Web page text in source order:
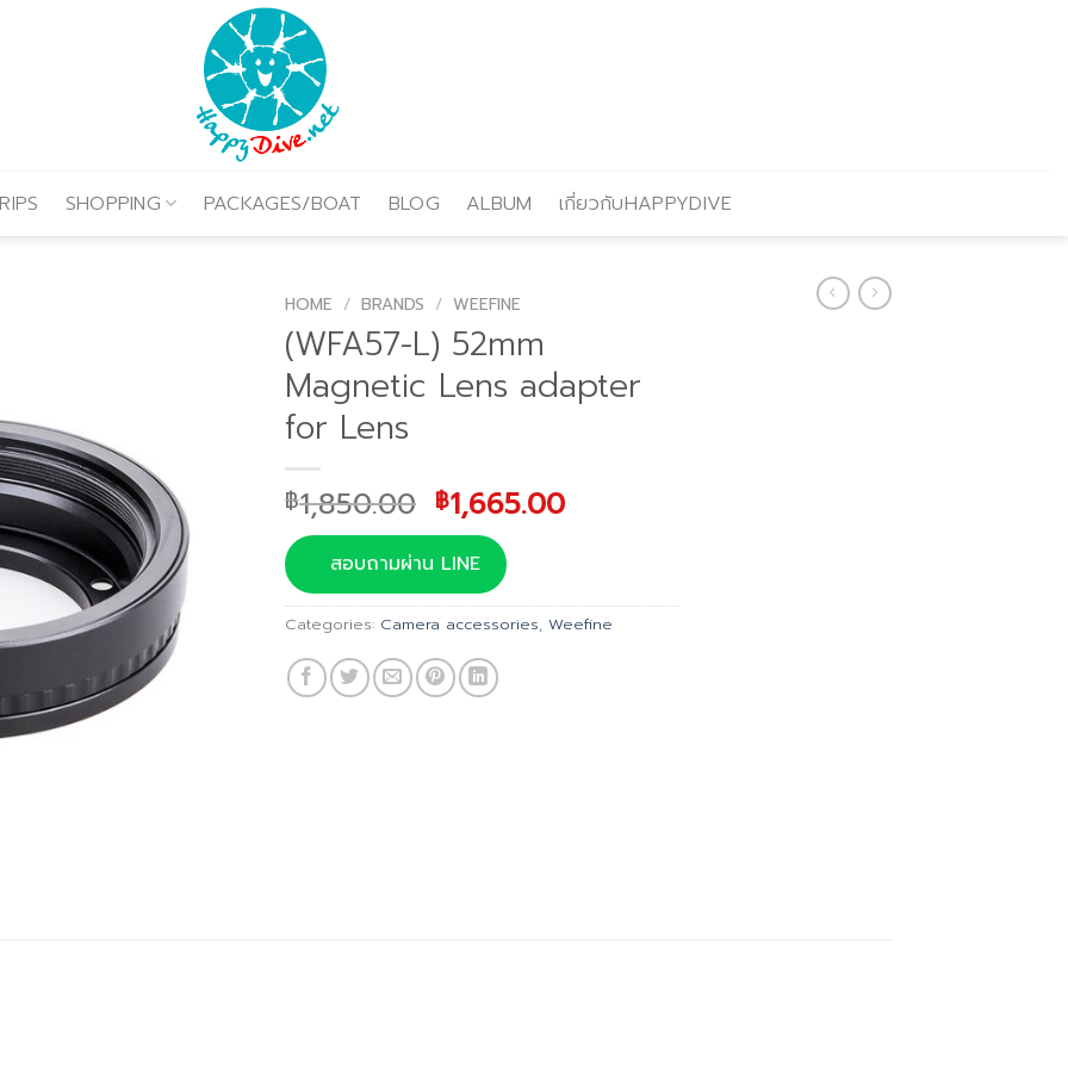
SHOPPING PACKAGES/BOAT BLOG ALBUM เกี่ยวกับHAPPYDIVE
HOME / BRANDS / WEEFINE
(WFA57-L) 52mm
Magnetic Lens adapter
for Lens
฿1,850.00 Original
price
was:
฿1,850.00.
฿1,665.00Current
สอบถามผ่าน LINE
Categories: Camera accessories, Weefine